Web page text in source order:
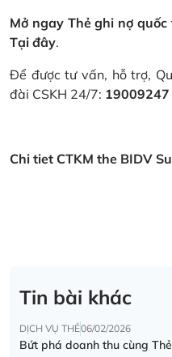
Mở ngay Thẻ ghi nợ
Tại đây.
Để được tư vấn, hỗ trợ,
đài CSKH 24/7: 19009247
Chi tiet CTKM the BIDV
Tin bài khác
DỊCH VỤ THẺ06/02/2026
Bứt phá doanh thu cùng